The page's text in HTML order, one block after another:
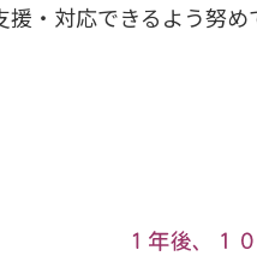
・対応できるよう努め